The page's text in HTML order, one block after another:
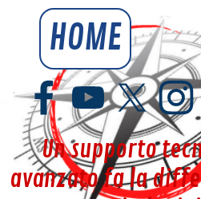
Vai ai contenuti
YouSpy.it
HOME
Un supporto
avanzato fa la